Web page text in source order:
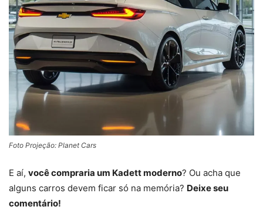
Foto Projeção: Planet Cars
E aí, você compraria um Kadett moderno? Ou acha que
alguns carros devem ficar só na memória? Deixe seu
comentário!